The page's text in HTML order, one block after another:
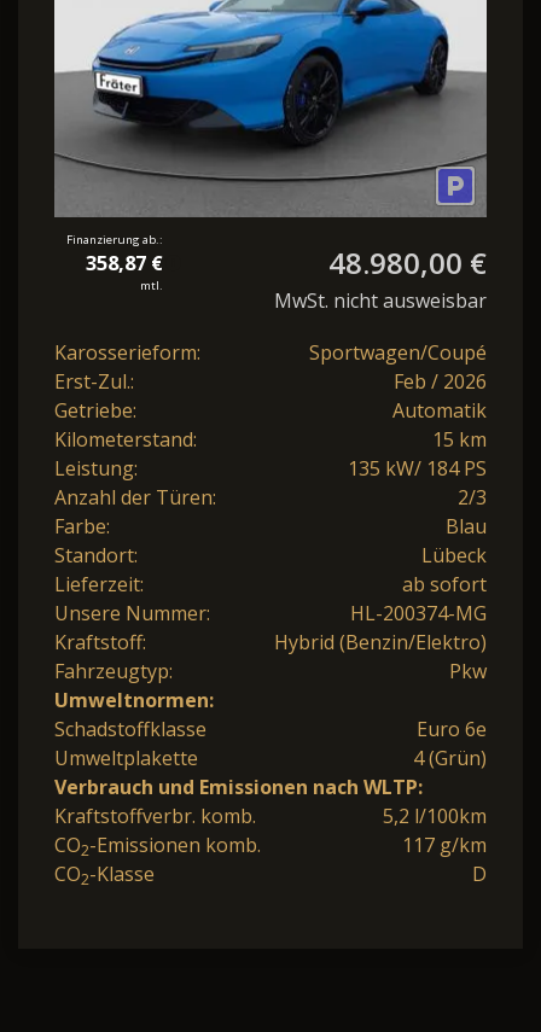
Finanzierung ab.:
358,87 €
mtl.
48.980,00 €
MwSt. nicht ausweisbar
Karosserieform:
Sportwagen/Coupé
Erst-Zul.:
Feb / 2026
Getriebe:
Automatik
Kilometerstand:
15 km
Leistung:
135 kW/ 184 PS
Anzahl der Türen:
2/3
Farbe:
Blau
Standort:
Lübeck
Lieferzeit:
ab sofort
Unsere Nummer:
HL-200374-MG
Kraftstoff:
Hybrid (Benzin/Elektro)
Fahrzeugtyp:
Pkw
Umweltnormen:
Schadstoffklasse
Euro 6e
Umweltplakette
4 (Grün)
Verbrauch und Emissionen nach WLTP:
Kraftstoffverbr. komb.
5,2 l/100km
CO2-Emissionen komb.
117 g/km
CO2-Klasse D